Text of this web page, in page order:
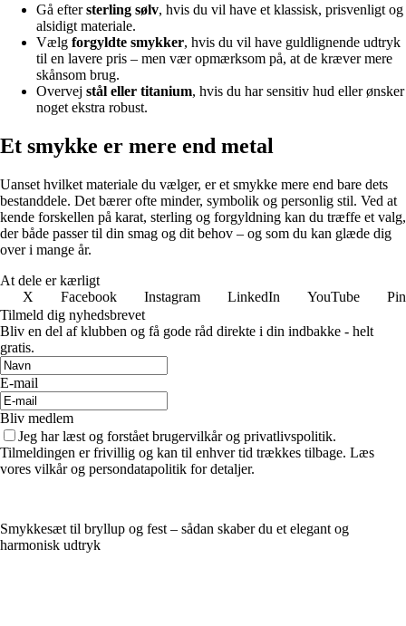
Gå eftersterling sølv, hvis du vil have et klassisk, prisvenligt og
alsidigt materiale.
Vælg forgyldte smykker, hvis du vil have guldlignende udtryk
til en lavere pris – men vær opmærksom på, at de kræver mere
skånsom brug.
Overvej stål eller titanium, hvis du har sensitiv hud eller ønsker
noget ekstra robust.
Et smykke er mere end metal
Uanset hvilket materiale du vælger, er et smykke mere end bare dets
bestanddele. Det bærer ofte minder, symbolik og personlig stil. Ved at
kende forskellen på karat, sterling og forgyldning kan du træffe et valg,
der både passer til din smag og dit behov – og som du kan glæde dig
over i mange år.
At dele er kærligt
X
Facebook Instagram LinkedIn YouTube
Tilmeld dig nyhedsbrevet
Bliv en del af klubben og få gode råd direkte i din indbakke - helt
gratis.
E-mail
Bliv medlem
Jeg har læst og forstået brugervilkår og privatlivspolitik.
Tilmeldingen er frivillig og kan til enhver tid trækkes tilbage. Læs
vores vilkår og persondatapolitik for detaljer.
Smykkesæt til bryllup og fest – sådan skaber du et elegant og
harmonisk udtryk